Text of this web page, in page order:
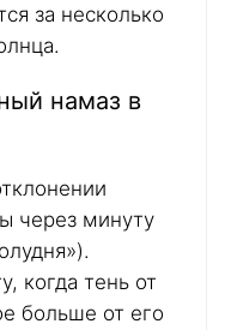
за несколько
намаз в
через минуту
когда тень от
больше от его